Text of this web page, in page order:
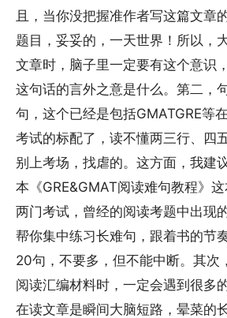
且，当你没把握准作者写这篇文章
题目，妥妥的，一天世界！所以，
文章时，脑子里一定要有这个意识
这句话的言外之意是什么。第二，
句，这个已经是包括GMATGRE等
考试的标配了，读不懂两三行、四
别上考场，找虐的。这方面，我建
本《GRE&GMAT阅读难句教程》
两门考试，曾经的阅读考题中出现
帮你集中练习长难句，跟着书的节
20句，不要多，但不能中断。其次
阅读汇编材料时，一定会遇到很多
在读文章是瞬间大脑短路，晕菜的